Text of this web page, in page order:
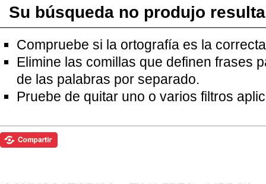
Su búsqueda no produjo
Compruebe si la ortografía es la
Elimine las comillas que definen frases
de las palabras por separado.
Pruebe de quitar uno o varios filtros